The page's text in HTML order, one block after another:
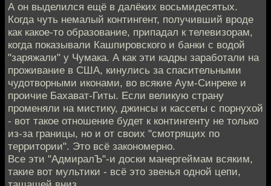
А он выделился ещё в далёких восьмидесятых.
Когда чуть немалый контингент, получивший вроде
как какое-то образование, припадал к телевизорам,
когда показывали Кашпировского и банки с водой
"заряжали" у Чумака. А как эти кадры заработали на
проживание в США, кинулись за спасительными
чудотворными иконами, во всякие Аум-Синреке и
проичие Бахават-Гиты. Если великую страну
променяли на мистику, джинсы и кассеты с порнухой
- вот такое отношение будет к контингенту не только
из-за границы, но и от своих "смотрящих по
территории". Это всё закономерно.
Все эти "АдмиралЪ"-и доски манергеймам всяким,
такие вот мультики - всё это звенья одной цепи,